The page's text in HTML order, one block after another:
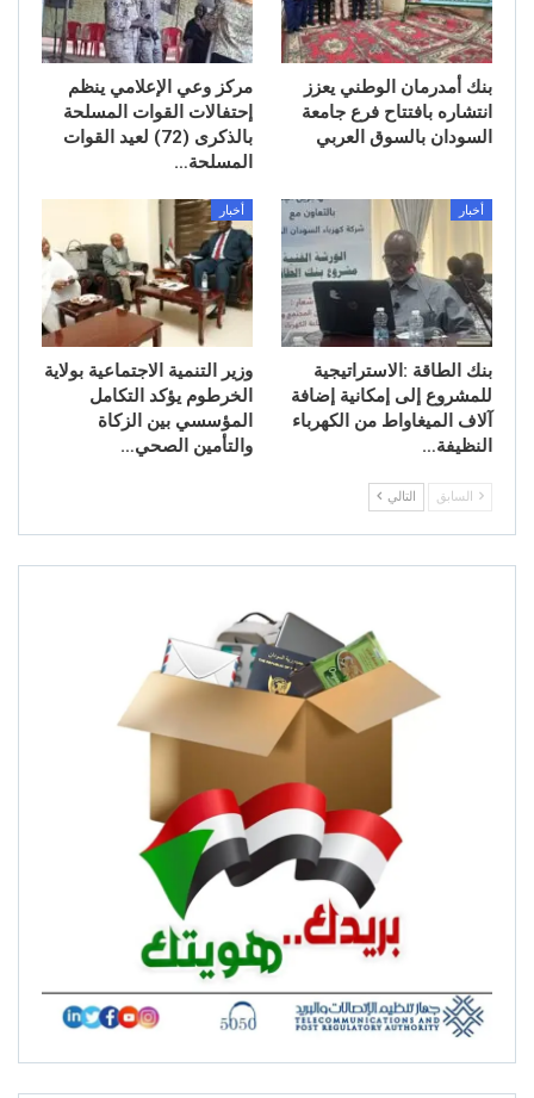
بنك أمدرمان الوطني يعزز
انتشاره بافتتاح فرع جامعة
السودان بالسوق العربي
مركز وعي الإعلامي ينظم
إحتفالات القوات المسلحة
بالذكرى (72) لعيد القوات
المسلحة…
أخبار
بنك الطاقة :الاستراتيجية
للمشروع إلى إمكانية إضافة
آلاف الميغاواط من الكهرباء
النظيفة…
أخبار
وزير التنمية الاجتماعية بولاية
الخرطوم يؤكد التكامل
المؤسسي بين الزكاة
والتأمين الصحي…
السابق التالي